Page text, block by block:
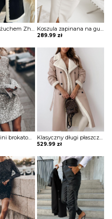
Płaszcz z kożuchem Zhitinja Koszula zapinana na guziki z koronką Sae
289.99 zł
Sukienka mini brokatowa Eric Klasyczny długi płaszcz z futrem i paskiem Sherri
529.99 zł